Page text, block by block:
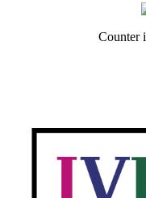
Counter